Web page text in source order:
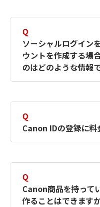
す。詳しい作成
何ですか？
ださい。
Q
ソーシャルログイン
ウントを作成する場
のはどのような情報
択したサービス
簡単に作成できる
Canon IDの登録
Q
Canon IDの登録に料
Q
Canon商品を持って
作ることはできます